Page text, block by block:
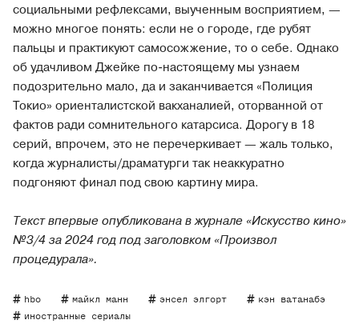
социальными рефлексами, выученным восприятием, —
можно многое понять: если не о городе, где рубят
пальцы и практикуют самосожжение, то о себе. Однако
об удачливом Джейке по-настоящему мы узнаем
подозрительно мало, да и заканчивается «Полиция
Токио» ориенталистской вакханалией, оторванной от
фактов ради сомнительного катарсиса. Дорогу в 18
серий, впрочем, это не перечеркивает — жаль только,
когда журналисты/драматурги так неаккуратно
подгоняют финал под свою картину мира.
Текст впервые опубликована в журнале «Искусство кино»
№3/4 за 2024 год под заголовком «Произвол
процедурала».
hbo майкл манн энсел элгорт
кэн ватанабэ
иностранные сериалы